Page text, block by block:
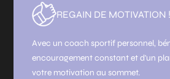
REGAIN DE MOTIVATION !
Avec un coach sportif personnel,
encouragement constant et d'un
votre motivation au sommet.